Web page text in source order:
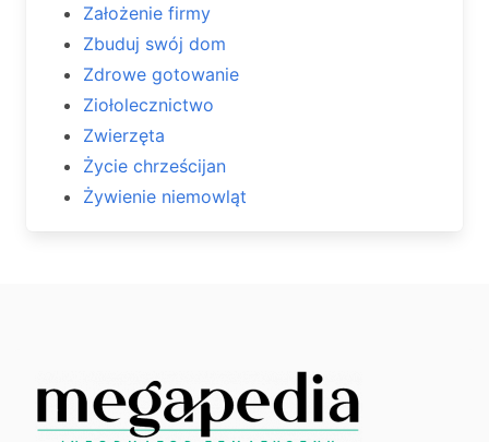
Założenie firmy
Zbuduj swój dom
Zdrowe gotowanie
Ziołolecznictwo
Zwierzęta
Życie chrześcijan
Żywienie niemowląt